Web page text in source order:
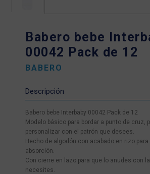
Babero bebe
00042 Pack de 12
BABERO
Descripción
Babero bebe Interbaby 00042 Pack de 12
Modelo básico para bordar a punto de cruz,
personalizar con el patrón que desees.
Hecho de algodón con acabado en rizo
absorción.
Con cierre en lazo para que lo anudes con
necesites.